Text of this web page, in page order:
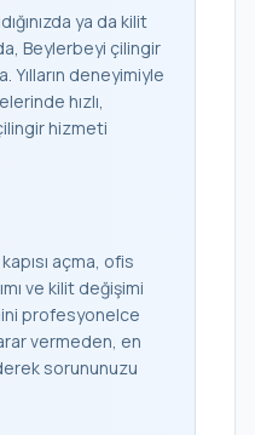
ya da kilit
Beylerbeyi çilingir
Yılların deneyimiyle
hızlı,
hizmeti
açma, ofis
ve kilit değişimi
profesyonelce
vermeden, en
sorununuzu